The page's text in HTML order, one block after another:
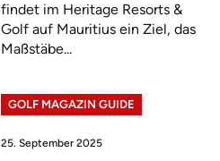
findet im Heritage Resorts &
Golf auf Mauritius ein Ziel, das
Maßstäbe...
GOLF MAGAZIN GUIDE
25. September 2025